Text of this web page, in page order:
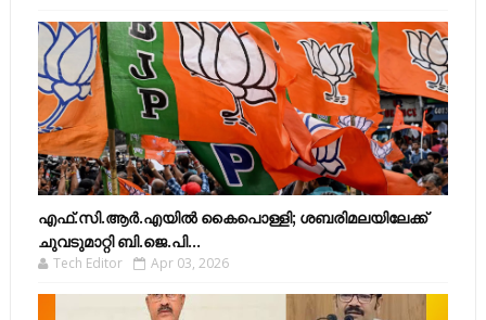
എഫ്​.സി.ആർ.എയിൽ കൈപൊള്ളി; ശബരിമലയിലേക്ക്​
ചുവടുമാറ്റി ബി.ജെ.പി...
Tech Editor Apr 03, 2026